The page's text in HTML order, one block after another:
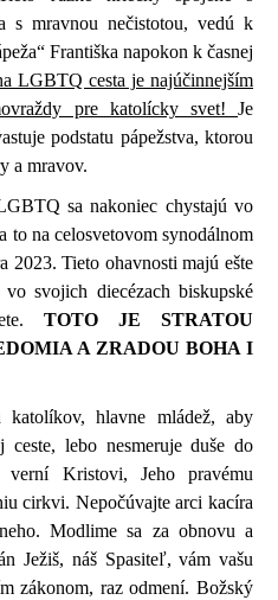
s mravnou nečistotou, vedú k
Františka napokon k časnej
LGBTQ cesta je najúčinnejším
pre katolícky svet! Je
podstatu pápežstva, ktorou
a mravov.
sa nakoniec chystajú vo
to na celosvetovom synodálnom
2023. Tieto ohavnosti majú ešte
svojich diecézach biskupské
TOTO JE STRATOU
A ZRADOU BOHA I
katolíkov, hlavne mládež, aby
ceste, lebo nesmeruje duše do
Kristovi, Jeho pravému
cirkvi. Nepočúvajte arci kacíra
Modlime sa za obnovu a
Ježiš, náš Spasiteľ, vám vašu
zákonom, raz odmení. Božský